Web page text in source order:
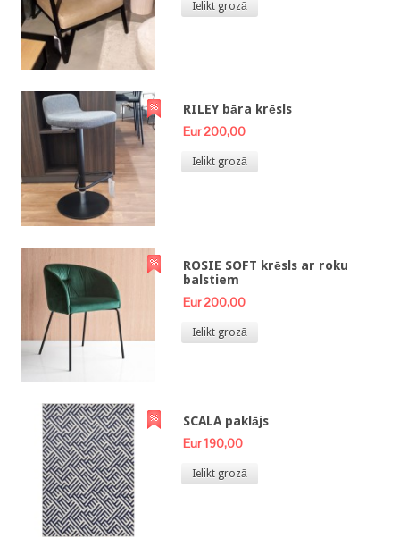
Ielikt grozā
RILEY bāra krēsls
Eur 200,00
Ielikt grozā
ROSIE SOFT krēsls ar roku
balstiem
Eur 200,00
Ielikt grozā
SCALA paklājs
Eur 190,00
Ielikt grozā